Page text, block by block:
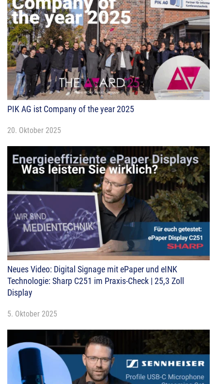
PIK AG ist Company of the year 2025
20. Oktober 2025
Neues Video: Digital Signage mit ePaper und eINK
Technologie: Sharp C251 im Praxis-Check | 25,3 Zoll
Display
5. Oktober 2025